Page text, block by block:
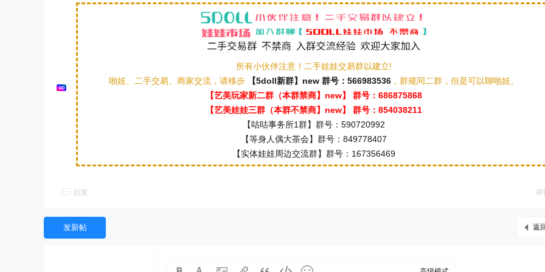
所有小伙伴注意！二手娃娃交易群以建立!
啪娃、二手交易、商家交流，请移步
【5doll新群】new 群号：566983536 ，群规同二群，但是可以聊啪娃。
【艺美玩家新二群（本群禁商】new】 群号：686875868
【艺美娃娃三群（本群不禁商】new】 群号：854038211
【咕咕事务所1群】群号：590720992
【等身人偶大茶会】群号：849778407
【实体娃娃周边交流群】群号：167356469
回复 举
返
发新帖